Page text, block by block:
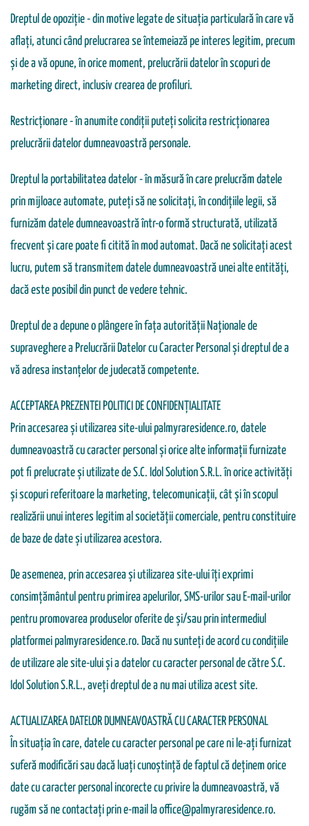
Dreptul de opoziție - din motive legate de situația particulară în care vă
aflați, atunci când prelucrarea se întemeiază pe interes legitim, precum
și de a vă opune, în orice moment, prelucrării datelor în scopuri de
marketing direct, inclusiv crearea de profiluri.
Restricționare - în anumite condiții puteți solicita restricționarea
prelucrării datelor dumneavoastră personale.
Dreptul la portabilitatea datelor - în măsură în care prelucrăm datele
prin mijloace automate, puteți să ne solicitați, în condițiile legii, să
furnizăm datele dumneavoastră într-o formă structurată, utilizată
frecvent și care poate fi citită în mod automat. Dacă ne solicitați acest
lucru, putem să transmitem datele dumneavoastră unei alte entități,
dacă este posibil din punct de vedere tehnic.
Dreptul de a depune o plângere în fața autorității Naționale de
supraveghere a Prelucrării Datelor cu Caracter Personal și dreptul de a
vă adresa instanțelor de judecată competente.
ACCEPTAREA PREZENTEI POLITICI DE CONFIDENȚIALITATE
Prin accesarea și utilizarea site-ului palmyraresidence.ro, datele
dumneavoastră cu caracter personal și orice alte informații furnizate
pot fi prelucrate și utilizate de S.C. Idol Solution S.R.L. în orice activități
și scopuri referitoare la marketing, telecomunicații, cât și în scopul
realizării unui interes legitim al societății comerciale, pentru constituire
de baze de date și utilizarea acestora.
De asemenea, prin accesarea și utilizarea site-ului îți exprimi
consimțământul pentru primirea apelurilor, SMS-urilor sau E-mail-urilor
pentru promovarea produselor oferite de și/sau prin intermediul
platformei palmyraresidence.ro. Dacă nu sunteți de acord cu condițiile
de utilizare ale site-ului și a datelor cu caracter personal de către S.C.
Idol Solution S.R.L., aveți dreptul de a nu mai utiliza acest site.
ACTUALIZAREA DATELOR DUMNEAVOASTRĂ CU CARACTER PERSONAL
În situația în care, datele cu caracter personal pe care ni le-ați furnizat
suferă modificări sau dacă luați cunoștință de faptul că deținem orice
date cu caracter personal incorecte cu privire la dumneavoastră, vă
rugăm să ne contactați prin e-mail la office@palmyraresidence.ro.